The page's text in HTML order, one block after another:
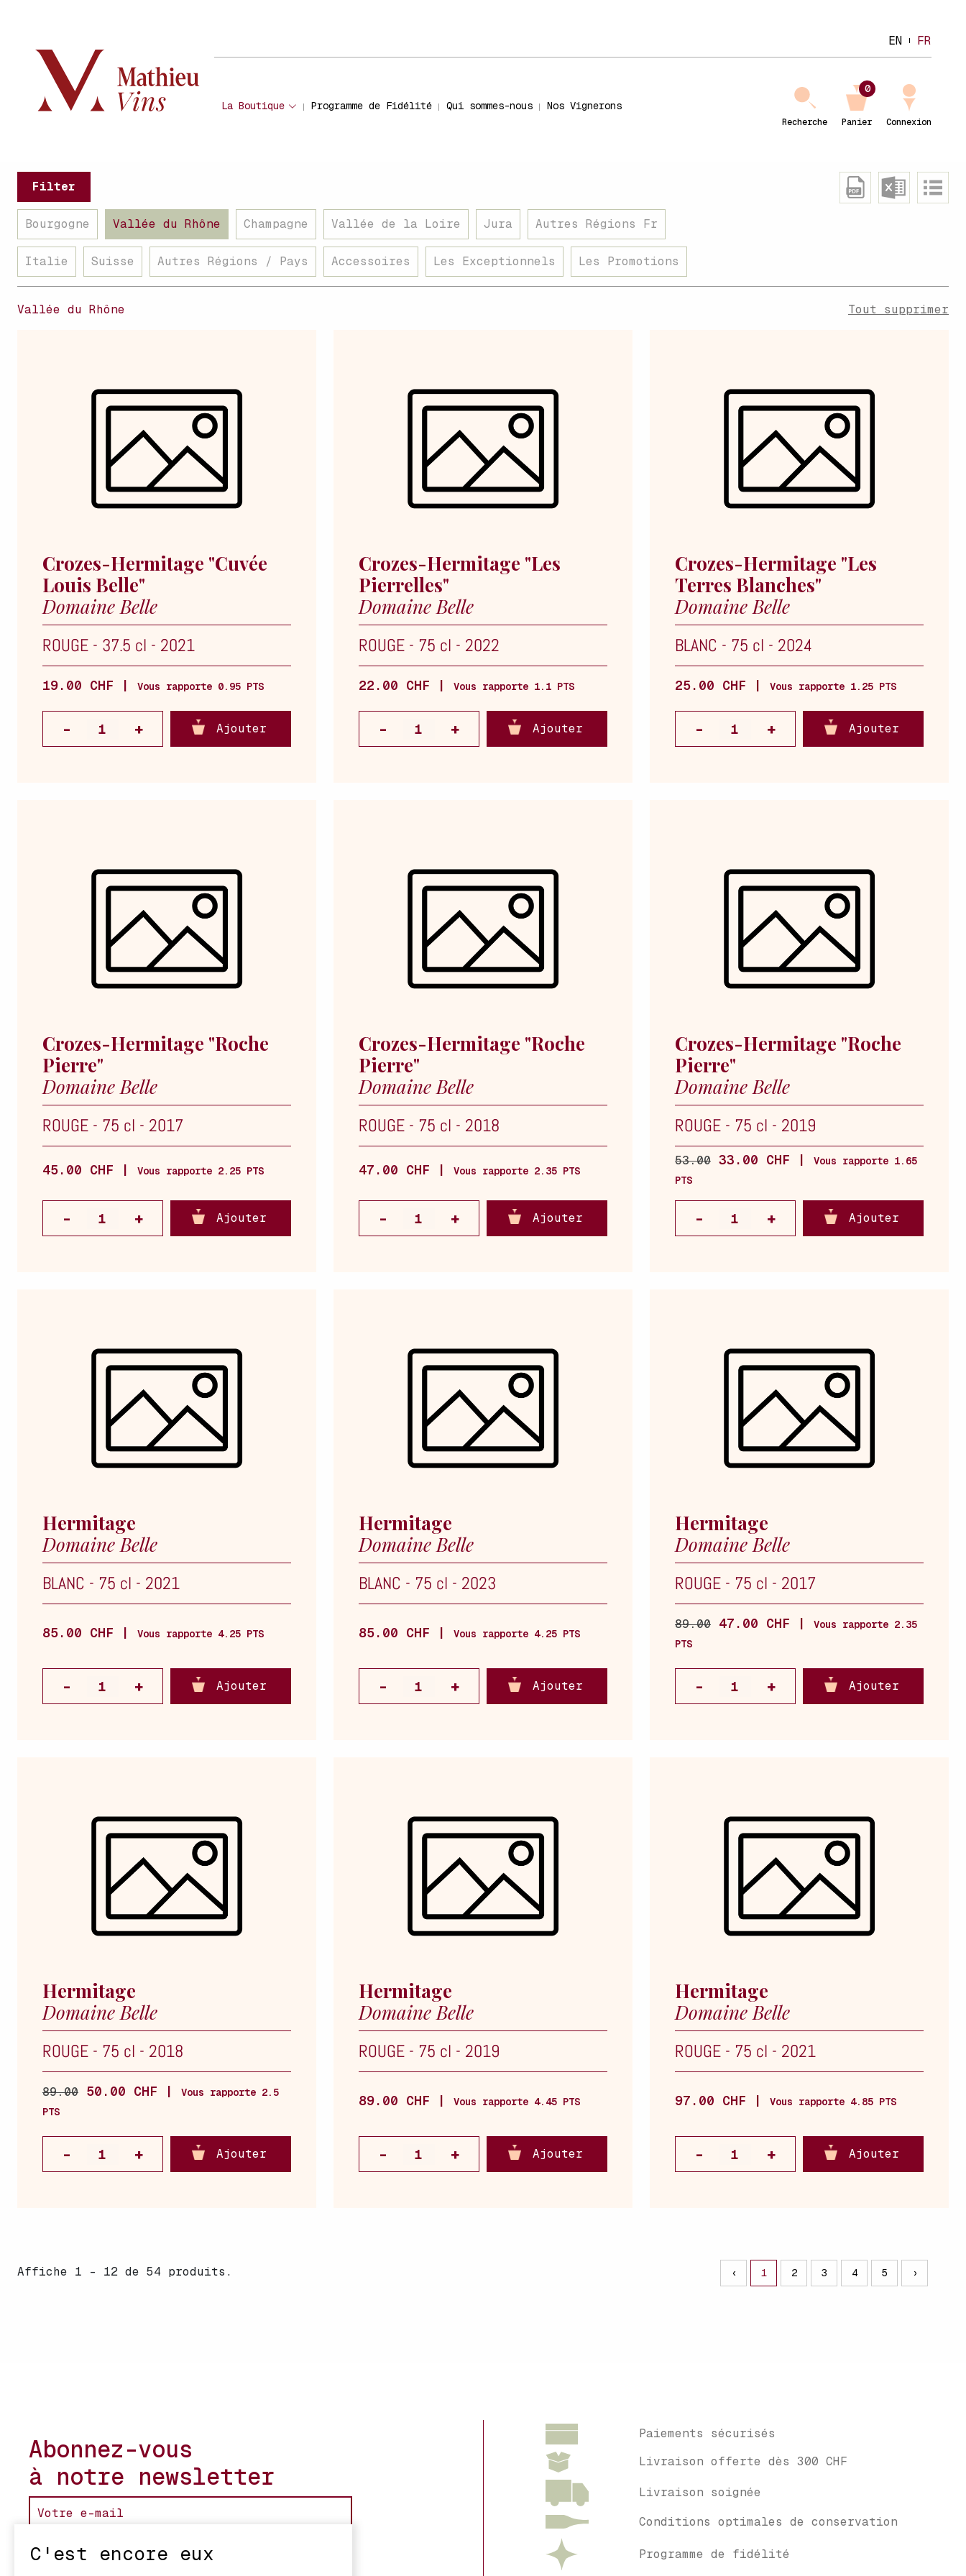
EN FR
La Boutique Programme de Fidélité Qui sommes-nous Nos Vignerons
Recherche Panier
0
Connexion
Filter
Bourgogne Vallée du Rhône Champagne Vallée de la Loire Jura Autres Régions Fr
Italie Suisse Autres Régions / Pays Accessoires Les Exceptionnels Les Promotions
Vallée du Rhône Tout supprimer
Crozes-Hermitage "Cuvée
Louis Belle"
Domaine Belle
ROUGE - 37.5 cl - 2021
19.00 CHF | Vous rapporte 0.95 PTS
Ajouter
Crozes-Hermitage "Les
Pierrelles"
Domaine Belle
ROUGE - 75 cl - 2022
22.00 CHF | Vous rapporte 1.1 PTS
Ajouter
Crozes-Hermitage "Les
Terres Blanches"
Domaine Belle
BLANC - 75 cl - 2024
25.00 CHF | Vous rapporte 1.25 PTS
Ajouter
Crozes-Hermitage "Roche
Pierre"
Domaine Belle
ROUGE - 75 cl - 2017
45.00 CHF | Vous rapporte 2.25 PTS
Ajouter
Crozes-Hermitage "Roche
Pierre"
Domaine Belle
ROUGE - 75 cl - 2018
47.00 CHF | Vous rapporte 2.35 PTS
Ajouter
Crozes-Hermitage "Roche
Pierre"
Domaine Belle
ROUGE - 75 cl - 2019
53.00 33.00 CHF |
Vous rapporte 1.65
PTS
Ajouter
Hermitage
Domaine Belle
BLANC - 75 cl - 2021
85.00 CHF | Vous rapporte 4.25 PTS
Ajouter
Hermitage
Domaine Belle
BLANC - 75 cl - 2023
85.00 CHF | Vous rapporte 4.25 PTS
Ajouter
Hermitage
Domaine Belle
ROUGE - 75 cl - 2017
89.00 47.00 CHF |
Vous rapporte 2.35
PTS
Ajouter
Hermitage
Domaine Belle
ROUGE - 75 cl - 2018
89.00 50.00 CHF |
Vous rapporte 2.5
PTS
Ajouter
Hermitage
Domaine Belle
ROUGE - 75 cl - 2019
89.00 CHF | Vous rapporte 4.45 PTS
Ajouter
Hermitage
Domaine Belle
ROUGE - 75 cl - 2021
97.00 CHF | Vous rapporte 4.85 PTS
Ajouter
Affiche 1 - 12 de 54 produits. ‹ 1 2 3 4 5 ›
Abonnez-vous
à notre newsletter
Paiements sécurisés
Livraison offerte dès 300 CHF
Livraison soignée
Conditions optimales de conservation
Programme de fidélité
C'est encore eux